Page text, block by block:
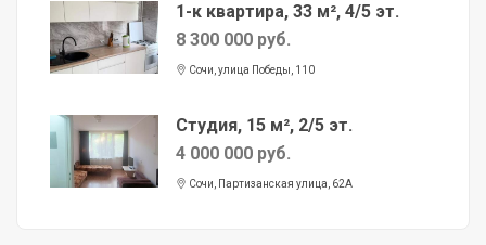
1-к квартира, 33 м², 4/5 эт.
8 300 000 руб.
Сочи, улица Победы, 110
Студия, 15 м², 2/5 эт.
4 000 000 руб.
Сочи, Партизанская улица, 62А